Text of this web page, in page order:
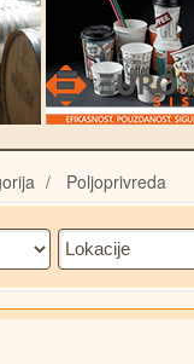
Poljoprivreda